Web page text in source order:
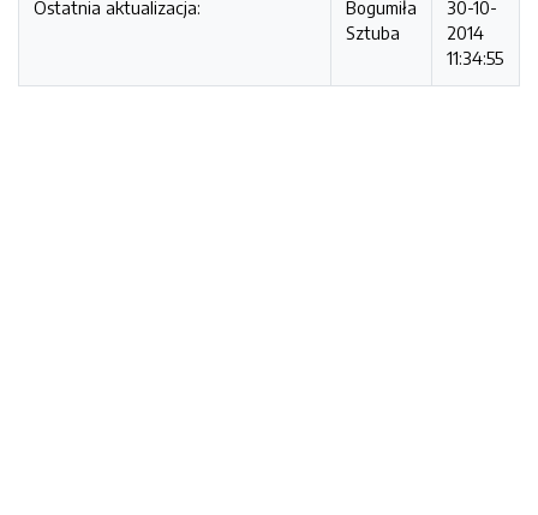
Ostatnia aktualizacja:
Bogumiła
Sztuba
30-10-
2014
11:34:55